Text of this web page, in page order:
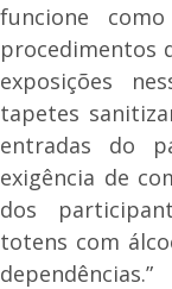
funcione
procedimentos
exposições
tapetes
entradas do
exigência de
dos
totens com
dependências.”